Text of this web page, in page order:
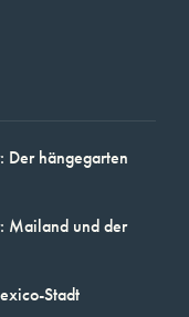
Der hängegarten
Mailand und der
Stadt